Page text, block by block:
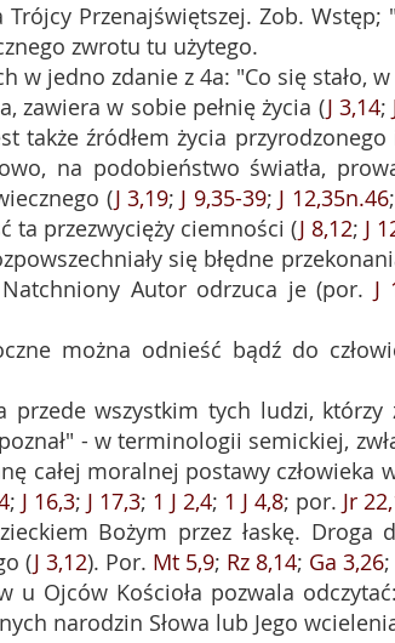
Trójcy Przenajświętszej. Zob.
zwrotu tu użytego.
w jedno zdanie z 4a: "Co się stało,
zawiera w sobie pełnię życia (J 3,14;
także źródłem życia
na podobieństwo światła,
(J 3,19; J 9,35-39; J 12,35n.46
ta przezwycięży ciemności (J 8,12; J
się błędne
Natchniony Autor odrzuca je (por. J
można odnieść bądź do
przede wszystkim tych ludzi,
- w terminologii semickiej,
całej moralnej postawy człowieka
; J 16,3; J 17,3; 1 J 2,4; 1 J 4,8; por. Jr
Bożym przez łaskę. Droga
(J 3,12). Por. Mt 5,9; Rz 8,14; Ga 3,26;
u Ojców Kościoła pozwala
narodzin Słowa lub Jego